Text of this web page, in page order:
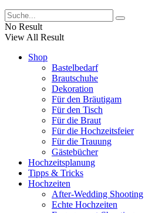
No Result
View All Result
Shop
Bastelbedarf
Brautschuhe
Dekoration
Für den Bräutigam
Für den Tisch
Für die Braut
Für die Hochzeitsfeier
Für die Trauung
Gästebücher
Hochzeitsplanung
Tipps & Tricks
Hochzeiten
After-Wedding Shooting
Echte Hochzeiten